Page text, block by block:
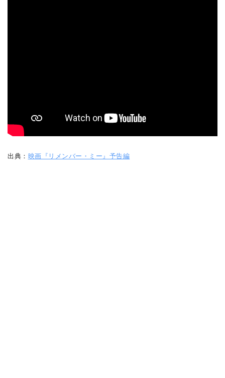
出典： 映画『リメンバー・ミー』予告編